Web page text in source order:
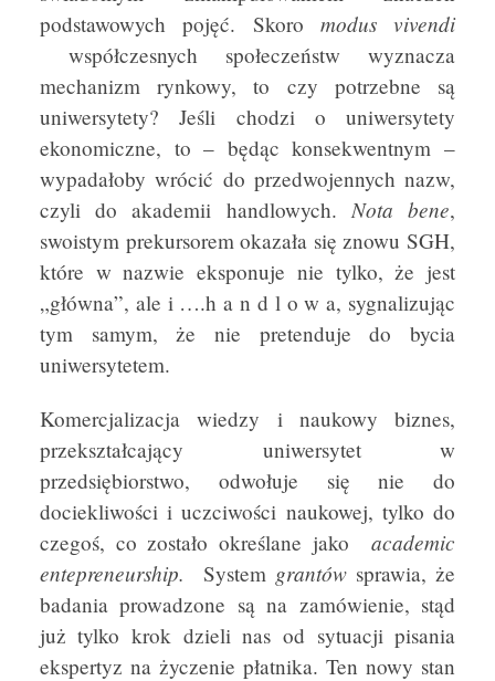
podstawowych pojęć. Skoro modus vivendi
współczesnych społeczeństw wyznacza
mechanizm rynkowy, to czy potrzebne są
uniwersytety? Jeśli chodzi o uniwersytety
ekonomiczne, to – będąc konsekwentnym –
wypadałoby wrócić do przedwojennych nazw,
czyli do akademii handlowych. Nota bene,
swoistym prekursorem okazała się znowu SGH,
które w nazwie eksponuje nie tylko, że jest
„główna”, ale i ….h a n d l o w a, sygnalizując
tym samym, że nie pretenduje do bycia
uniwersytetem.
Komercjalizacja wiedzy i naukowy biznes,
przekształcający uniwersytet w
przedsiębiorstwo, odwołuje się nie do
dociekliwości i uczciwości naukowej, tylko do
czegoś, co zostało określane jakoacademic
entepreneurship. System grantów sprawia, że
badania prowadzone są na zamówienie, stąd
już tylko krok dzieli nas od sytuacji pisania
ekspertyz na życzenie płatnika. Ten nowy stan